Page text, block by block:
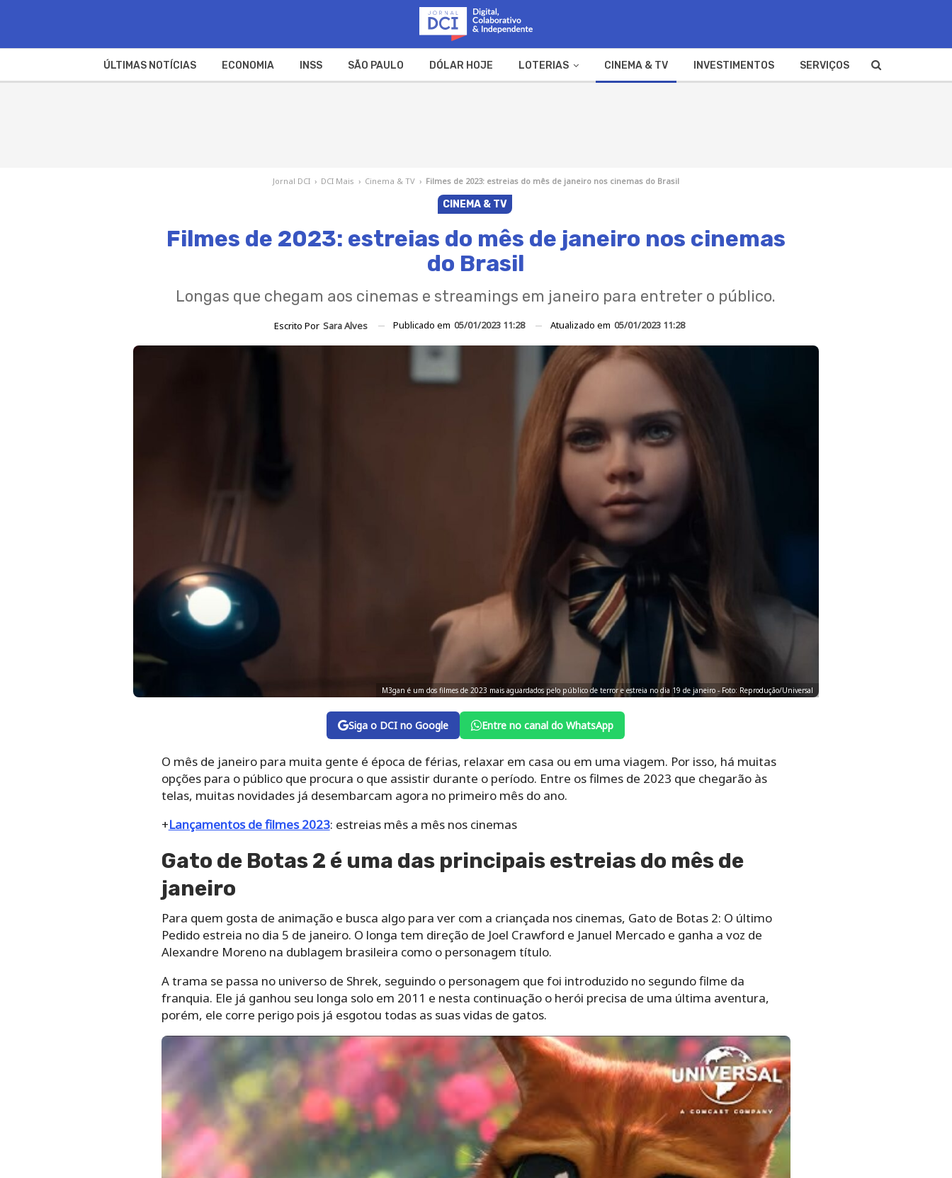
ÚLTIMAS NOTÍCIAS ECONOMIA INSS SÃO PAULO DÓLAR HOJE LOTERIAS CINEMA & TV INVESTIMENTOS SERVIÇOS
Jornal DCI › DCI Mais › Cinema & TV › Filmes de 2023: estreias do mês de janeiro nos cinemas do Brasil
CINEMA & TV
Filmes de 2023: estreias do mês de janeiro nos cinemas
do Brasil
Longas que chegam aos cinemas e streamings em janeiro para entreter o público.
Escrito Por Sara Alves Publicado em 05/01/2023 11:28 Atualizado em 05/01/2023 11:28
M3gan é um dos filmes de 2023 mais aguardados pelo público de terror e estreia no dia 19 de janeiro - Foto: Reprodução/Universal
Siga o DCI no Google Entre no canal do WhatsApp
O mês de janeiro para muita gente é época de férias, relaxar em casa ou em uma viagem. Por isso, há muitas
opções para o público que procura o que assistir durante o período. Entre os filmes de 2023 que chegarão às
telas, muitas novidades já desembarcam agora no primeiro mês do ano.
+Lançamentos de filmes 2023: estreias mês a mês nos cinemas
Gato de Botas 2 é uma das principais estreias do mês de
janeiro
Para quem gosta de animação e busca algo para ver com a criançada nos cinemas, Gato de Botas 2: O último
Pedido estreia no dia 5 de janeiro. O longa tem direção de Joel Crawford e Januel Mercado e ganha a voz de
Alexandre Moreno na dublagem brasileira como o personagem título.
A trama se passa no universo de Shrek, seguindo o personagem que foi introduzido no segundo filme da
franquia. Ele já ganhou seu longa solo em 2011 e nesta continuação o herói precisa de uma última aventura,
porém, ele corre perigo pois já esgotou todas as suas vidas de gatos.